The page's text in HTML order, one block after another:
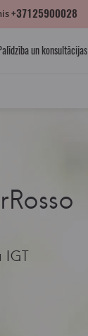
un konsultācijas
IGT
+37125900028